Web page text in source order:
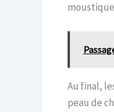
Au final,
peau de